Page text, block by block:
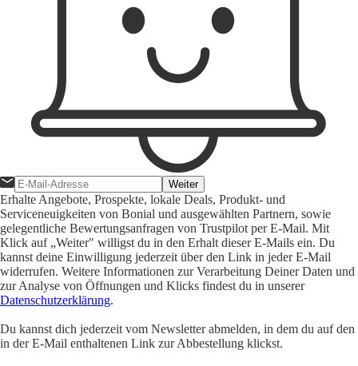
Weiter
Erhalte Angebote, Prospekte, lokale Deals, Produkt- und
Serviceneuigkeiten von Bonial und ausgewählten Partnern, sowie
gelegentliche Bewertungsanfragen von Trustpilot per E-Mail. Mit
Klick auf „Weiter" willigst du in den Erhalt dieser E-Mails ein. Du
kannst deine Einwilligung jederzeit über den Link in jeder E-Mail
widerrufen. Weitere Informationen zur Verarbeitung Deiner Daten und
zur Analyse von Öffnungen und Klicks findest du in unserer
Datenschutzerklärung.
Du kannst dich jederzeit vom Newsletter abmelden, in dem du auf den
in der E-Mail enthaltenen Link zur Abbestellung klickst.